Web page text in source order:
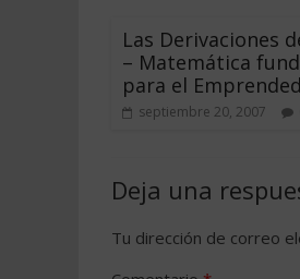
Las Derivaciones
– Matemática
para el
septiembre 20, 2007
Deja una
Tu dirección de correo